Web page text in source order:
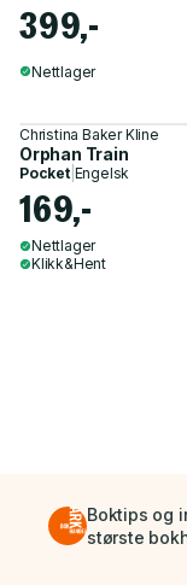
399,-
Nettlager
Christina Baker Kline
Orphan Train
Pocket| Engelsk
169,-
Nettlager
Klikk&Hent
Boktips og
største